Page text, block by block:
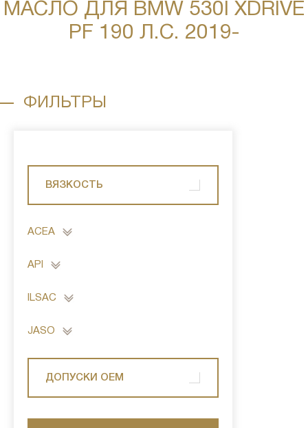
МАСЛО ДЛЯ BMW 530I XDRIVE
PF 190 Л.С. 2019-
ФИЛЬТРЫ
ВЯЗКОСТЬ
ACEA
API
ILSAC
JASO
ДОПУСКИ OEM